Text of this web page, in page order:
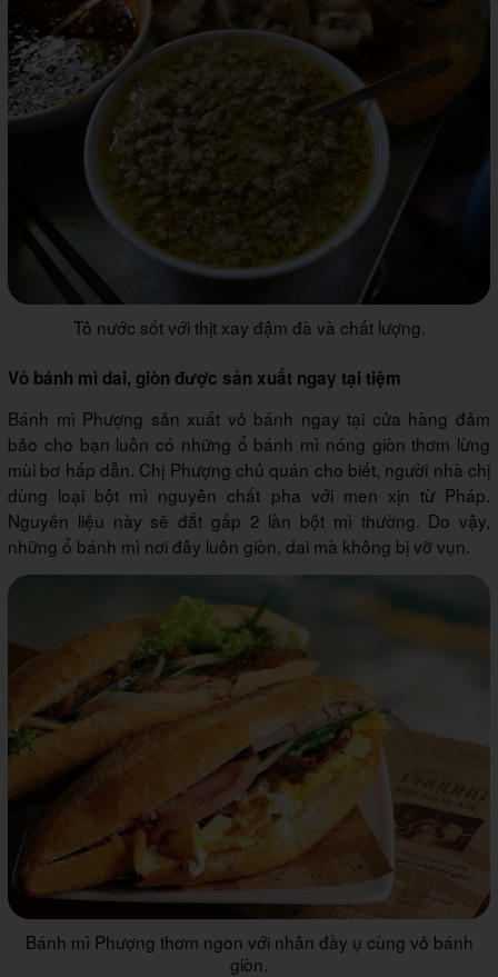
Tô nước sốt với thịt xay đậm đà và chất lượng.
Vỏ bánh mì dai, giòn được sản xuất ngay tại tiệm
Bánh mì Phượng sản xuất vỏ bánh ngay tại cửa hàng đảm
bảo cho bạn luôn có những ổ bánh mì nóng giòn thơm lừng
mùi bơ hấp dẫn. Chị Phượng chủ quán cho biết, người nhà chị
dùng loại bột mì nguyên chất pha với men xịn từ Pháp.
Nguyên liệu này sẽ đắt gấp 2 lần bột mì thường. Do vậy,
những ổ bánh mì nơi đây luôn giòn, dai mà không bị vỡ vụn.
Bánh mì Phượng thơm ngon với nhân đầy ụ cùng vỏ bánh
giòn.